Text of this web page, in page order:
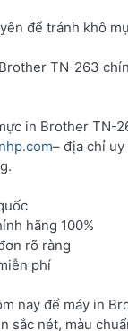
để tránh khô
TN-263
in Brother TN-
– địa chỉ
hãng 100%
rõ ràng
phí
nay để máy in
sắc nét, màu